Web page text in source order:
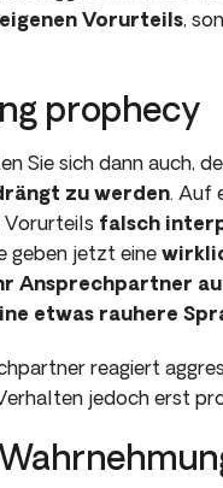
Vorurteils,
prophecy
Sie sich dann auch,
zu werden. Auf
Vorurteils falsch
geben jetzt eine
Ansprechpartner
etwas rauhere
reagiert
jedoch erst